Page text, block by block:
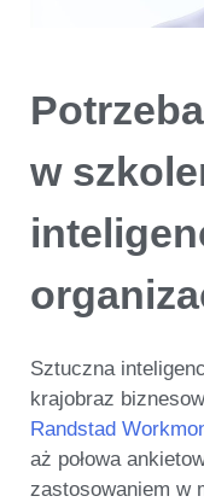
w
Sztuczna
krajobraz
Randstad
aż połowa
zastosowaniem w